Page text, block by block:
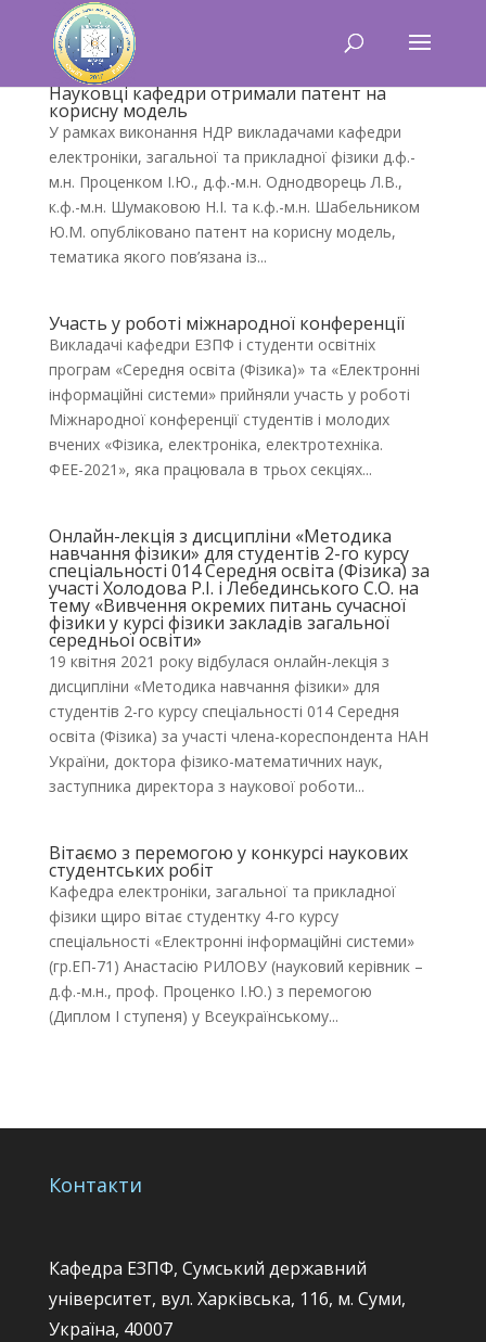
Науковці кафедри отримали патент на
корисну модель
У рамках виконання НДР викладачами кафедри
електроніки, загальної та прикладної фізики д.ф.-
м.н. Проценком І.Ю., д.ф.-м.н. Однодворець Л.В.,
к.ф.-м.н. Шумаковою Н.І. та к.ф.-м.н. Шабельником
Ю.М. опубліковано патент на корисну модель,
тематика якого пов’язана із...
Участь у роботі міжнародної конференції
Викладачі кафедри ЕЗПФ і студенти освітніх
програм «Середня освіта (Фізика)» та «Електронні
інформаційні системи» прийняли участь у роботі
Міжнародної конференції студентів і молодих
вчених «Фізика, електроніка, електротехніка.
ФЕЕ-2021», яка працювала в трьох секціях...
Онлайн-лекція з дисципліни «Методика
навчання фізики» для студентів 2-го курсу
спеціальності 014 Середня освіта (Фізика) за
участі Холодова Р.І. і Лебединського С.О. на
тему «Вивчення окремих питань сучасної
фізики у курсі фізики закладів загальної
середньої освіти»
19 квітня 2021 року відбулася онлайн-лекція з
дисципліни «Методика навчання фізики» для
студентів 2-го курсу спеціальності 014 Середня
освіта (Фізика) за участі члена-кореспондента НАН
України, доктора фізико-математичних наук,
заступника директора з наукової роботи...
Вітаємо з перемогою у конкурсі наукових
студентських робіт
Кафедра електроніки, загальної та прикладної
фізики щиро вітає студентку 4-го курсу
спеціальності «Електронні інформаційні системи»
(гр.ЕП-71) Анастасію РИЛОВУ (науковий керівник –
д.ф.-м.н., проф. Проценко І.Ю.) з перемогою
(Диплом І ступеня) у Всеукраїнському...
Контакти
Кафедра ЕЗПФ, Сумський державний
університет, вул. Харківська, 116, м. Суми,
Україна, 40007